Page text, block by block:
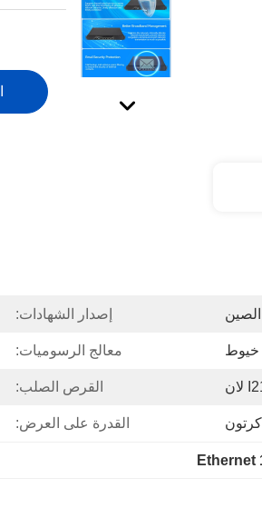
الصين إصدار الشهادات:
معالج الرسوميات:
القرص الصلب:
القدرة على العرض: